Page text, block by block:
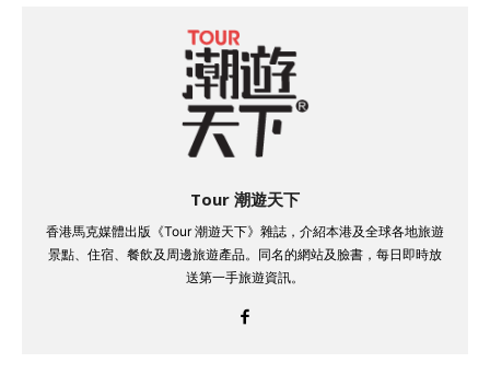
Tour 潮遊天下
香港馬克媒體出版《Tour 潮遊天下》雜誌，介紹本港及全球各地旅遊
景點、住宿、餐飲及周邊旅遊產品。同名的網站及臉書，每日即時放
送第一手旅遊資訊。